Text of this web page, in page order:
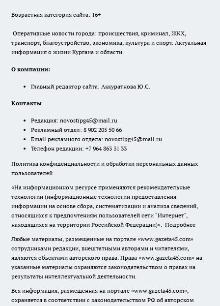
Возрастная категория сайта: 16+
Оперативные новости города: происшествия, криминал, ЖКХ,
транспорт, благоустройство, экономика, культура и спорт. Актуальная
информация о жизни Кургана и области.
О компании:
Главный редактор сайта: Аккуратнова Ю.С.
Контакты
Редакция: novostipg45@mail.ru
Рекламный отдел: 8 902 205 50 66
Email рекламного отдела: novostipg45@mail.ru
Телефон редакции: +7 964 863 31 33
Политика конфиденциальности и обработки персональных данных
пользователей
«На информационном ресурсе применяются рекомендательные
технологии (информационные технологии предоставления
информации на основе сбора, систематизации и анализа сведений,
относящихся к предпочтениям пользователей сети "Интернет",
находящихся на территории Российской Федерации)». Подробнее
Любые материалы, размещенные на портале «www.gazeta45.com»
сотрудниками редакции, внештатными авторами и читателями,
являются объектами авторского права. Права «www.gazeta45.com» на
указанные материалы охраняются законодательством о правах на
результаты интеллектуальной деятельности.
Вся информация, размещенная на портале «www.gazeta45.com»,
охраняется в соответствии с законодательством РФ об авторском